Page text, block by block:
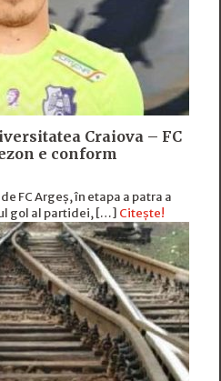
Craiova – FC
e conform
FC Argeș, în etapa a patra a
gol al partidei, […] Citește!